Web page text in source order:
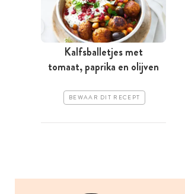
Kalfsballetjes met
tomaat, paprika en olijven
BEWAAR DIT RECEPT